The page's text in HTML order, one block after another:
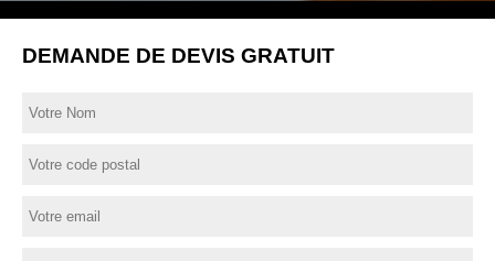
DEMANDE DE DEVIS GRATUIT